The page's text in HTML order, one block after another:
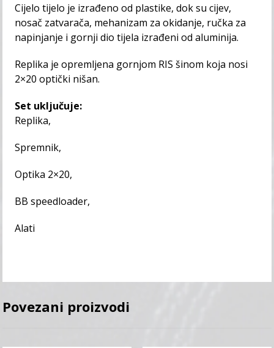
Cijelo tijelo je izrađeno od plastike, dok su cijev,
nosač zatvarača, mehanizam za okidanje, ručka za
napinjanje i gornji dio tijela izrađeni od aluminija.
Replika je opremljena gornjom RIS šinom koja nosi
2×20 optički nišan.
Set uključuje:
Replika,
Spremnik,
Optika 2×20,
BB speedloader,
Alati
Povezani proizvodi